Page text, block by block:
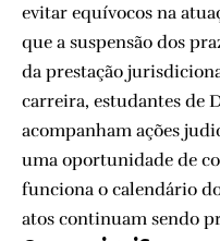
evitar equívocos na
que a suspensão dos
da prestação
carreira, estudantes de
acompanham ações
uma oportunidade de
funciona o calendário
atos continuam sendo